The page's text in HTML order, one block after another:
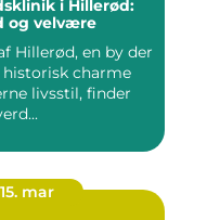
i Hillerød:
og velvære
Hillerød, en by der
historisk charme
livsstil, finder
15. mar